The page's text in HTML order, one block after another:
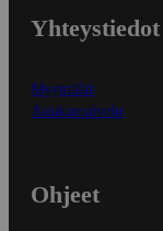
Yhteystiedot
Myymälät
Asiakaspalvelu
Ohjeet